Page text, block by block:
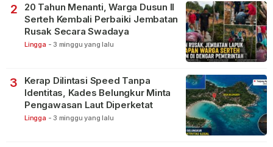
2
20 Tahun Menanti, Warga Dusun II
Serteh Kembali Perbaiki Jembatan
Rusak Secara Swadaya
Lingga - 3 minggu yang lalu
3
Kerap Dilintasi Speed Tanpa
Identitas, Kades Belungkur Minta
Pengawasan Laut Diperketat
Lingga - 3 minggu yang lalu